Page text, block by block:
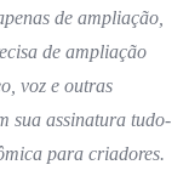
de ampliação,
de ampliação
voz e outras
sua assinatura tudo-
para criadores.